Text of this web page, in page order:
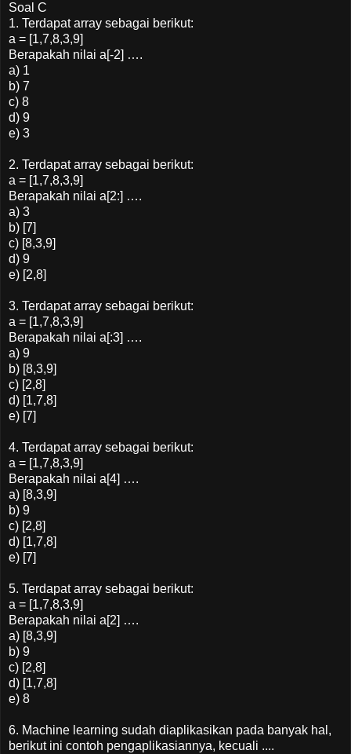
Soal C
1. Terdapat array sebagai berikut:
a = [1,7,8,3,9]
Berapakah nilai a[-2] ….
a) 1
b) 7
c) 8
d) 9
e) 3
2. Terdapat array sebagai berikut:
a = [1,7,8,3,9]
Berapakah nilai a[2:] ….
a) 3
b) [7]
c) [8,3,9]
d) 9
e) [2,8]
3. Terdapat array sebagai berikut:
a = [1,7,8,3,9]
Berapakah nilai a[:3] ….
a) 9
b) [8,3,9]
c) [2,8]
d) [1,7,8]
e) [7]
4. Terdapat array sebagai berikut:
a = [1,7,8,3,9]
Berapakah nilai a[4] ….
a) [8,3,9]
b) 9
c) [2,8]
d) [1,7,8]
e) [7]
5. Terdapat array sebagai berikut:
a = [1,7,8,3,9]
Berapakah nilai a[2] ….
a) [8,3,9]
b) 9
c) [2,8]
d) [1,7,8]
e) 8
6. Machine learning sudah diaplikasikan pada banyak hal,
berikut ini contoh pengaplikasiannya, kecuali ....